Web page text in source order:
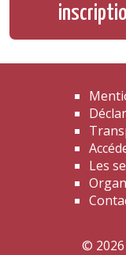
Les
©